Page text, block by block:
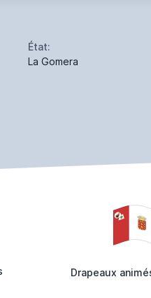
État:
La Gomera
Drapeaux